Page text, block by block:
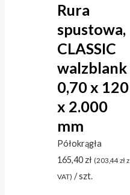
Rura
spustowa,
CLASSIC
walzblank
0,70 x 120
x 2.000
mm
Półokrągła
165,40zł (203,44złz
VAT) / szt.